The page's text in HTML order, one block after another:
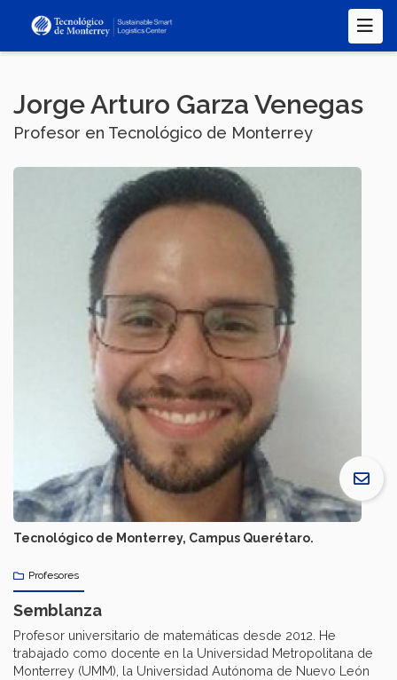
Jorge Arturo Garza Venegas
Profesor en Tecnológico de Monterrey
Tecnológico de Monterrey, Campus Querétaro.
Profesores
Semblanza
Profesor universitario de matemáticas desde 2012. He
trabajado como docente en la Universidad Metropolitana de
Monterrey (UMM), la Universidad Autónoma de Nuevo León